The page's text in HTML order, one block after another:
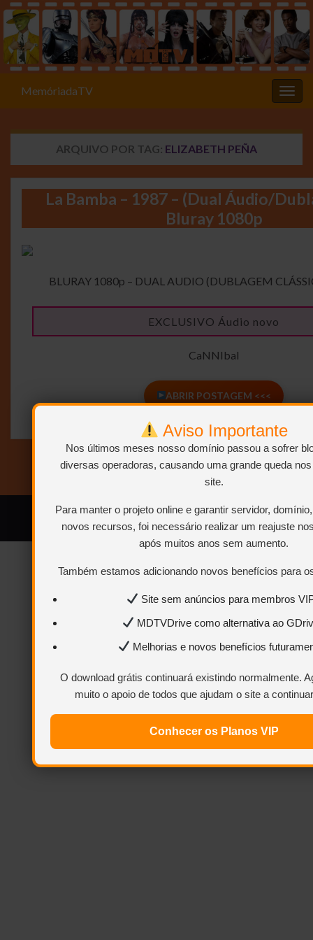
Aviso Importante
Nos últimos meses nosso domínio passou a sofrer
diversas operadoras, causando uma grande queda
site.
Para manter o projeto online e garantir servidor,
novos recursos, foi necessário realizar um reajuste
após muitos anos sem aumento.
Também estamos adicionando novos benefícios para
Site sem anúncios para membros
MDTVDrive como alternativa ao
Melhorias e novos benefícios
O download grátis continuará existindo normalmente.
muito o apoio de todos que ajudam o site a
Conhecer os Planos VIP
MemóriadaTV
ARQUIVO POR TAG: ELIZABETH PEÑA
La Bamba – 1987 – (Dual Áudio/
Bluray 1080p
BLURAY 1080p – DUAL AUDIO (DUBLAGEM
EXCLUSIVO Áudio novo
CaNNIbal
ABRIR POSTAGEM <<<
© 2026 MemóriadaTV.
Feito com
porMemória da TV.